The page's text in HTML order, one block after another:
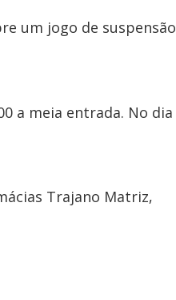
um jogo de suspensão
a meia entrada. No dia
Trajano Matriz,